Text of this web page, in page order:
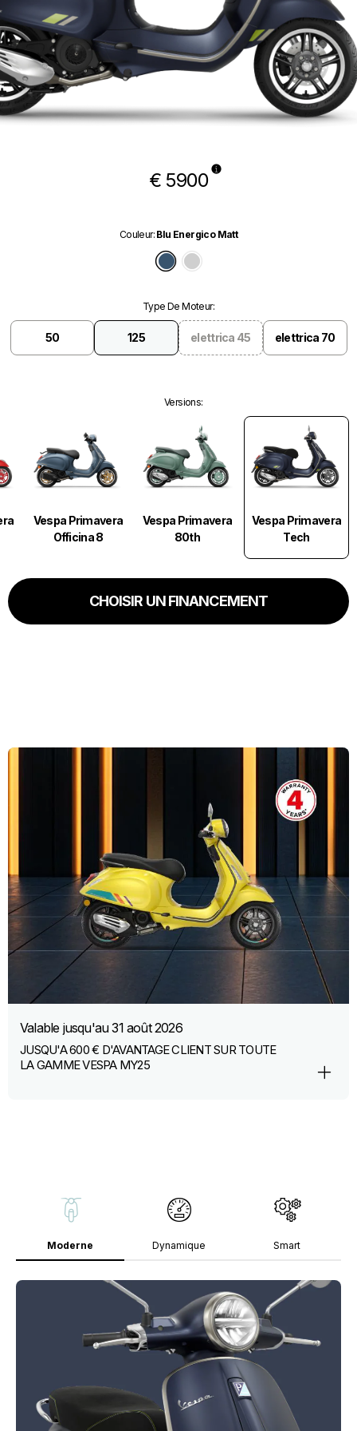
€ 5900
Couleur: Blu Energico Matt
Blu Energico Matt
Grigio Entusiasta
Type De Moteur:
50 125 elettrica 45 elettrica 70
Versions:
Vespa Primavera
Officina 8
Vespa Primavera
80th
Vespa Primavera
Tech
CHOISIR UN FINANCEMENT
Valable jusqu'au31 août 2026
JUSQU'A 600 € D'AVANTAGE CLIENT SUR TOUTE
LA GAMME VESPA MY25
Moderne Dynamique Smart